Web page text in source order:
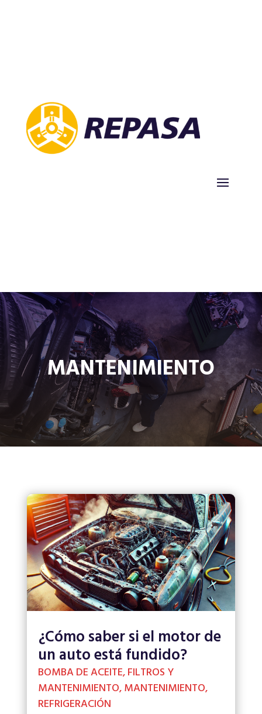
MANTENIMIENTO
¿Cómo saber si el motor de
un auto está fundido?
BOMBA DE ACEITE,FILTROS Y
MANTENIMIENTO,MANTENIMIENTO,
REFRIGERACIÓN